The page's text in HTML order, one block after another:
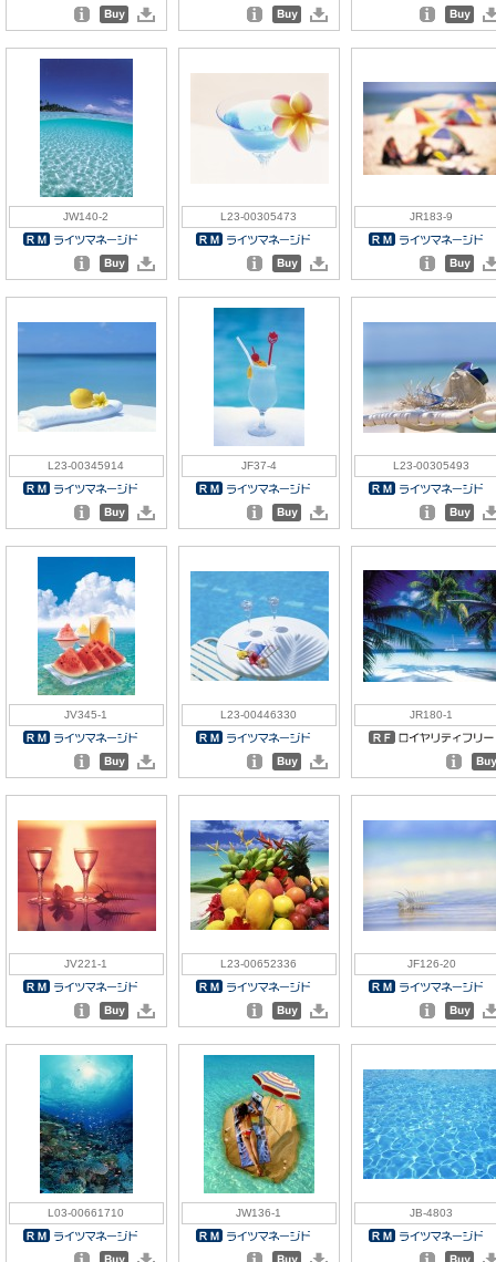
JW140-2 L23-00305473 JR183-9
L23-00345914 JF37-4 L23-00305493
JV345-1 L23-00446330 JR180-1
JV221-1 L23-00652336 JF126-20
L03-00661710 JW136-1 JB-4803